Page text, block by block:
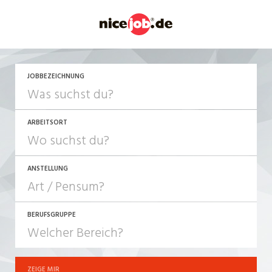
JOBBEZEICHNUNG
ARBEITSORT
ANSTELLUNG
JOB-TYP
Festanstellung
BERUFSGRUPPE
ZEIGE MIR